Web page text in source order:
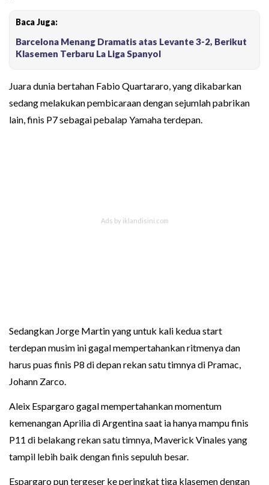
Baca Juga:
Barcelona Menang Dramatis atas Levante 3-2, Berikut
Klasemen Terbaru La Liga Spanyol
Juara dunia bertahan Fabio Quartararo, yang dikabarkan
sedang melakukan pembicaraan dengan sejumlah pabrikan
lain, finis P7 sebagai pebalap Yamaha terdepan.
Sedangkan Jorge Martin yang untuk kali kedua start
terdepan musim ini gagal mempertahankan ritmenya dan
harus puas finis P8 di depan rekan satu timnya di Pramac,
Johann Zarco.
Aleix Espargaro gagal mempertahankan momentum
kemenangan Aprilia di Argentina saat ia hanya mampu finis
P11 di belakang rekan satu timnya, Maverick Vinales yang
tampil lebih baik dengan finis sepuluh besar.
Espargaro pun tergeser ke peringkat tiga klasemen dengan